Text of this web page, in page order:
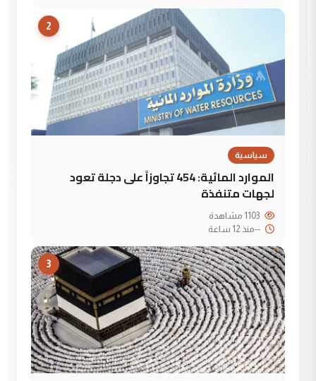
2
سياسية
الموارد المائية: 454 تجاوزاً على دجلة تعود
لجهات متنفذة
--منذ 12 ساعة
3